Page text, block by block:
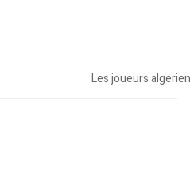
Les joueurs
direct du stade - maj 12h23 (Mtl)
de l’équipe nationale: Un